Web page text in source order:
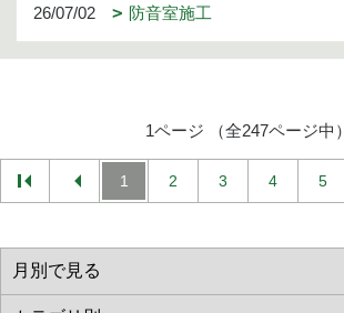
26/07/02 防音室施工
1ページ （全247ページ中）
1 2 3 4 5